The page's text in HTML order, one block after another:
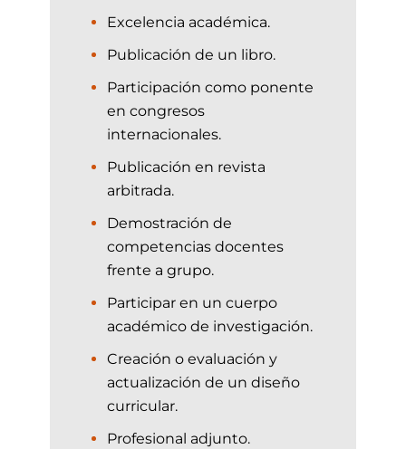
Excelencia académica.
Publicación de un libro.
Participación como ponente
en congresos
internacionales.
Publicación en revista
arbitrada.
Demostración de
competencias docentes
frente a grupo.
Participar en un cuerpo
académico de investigación.
Creación o evaluación y
actualización de un diseño
curricular.
Profesional adjunto.